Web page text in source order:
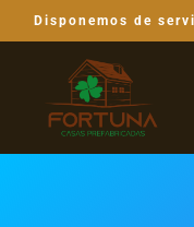
Disponemos de